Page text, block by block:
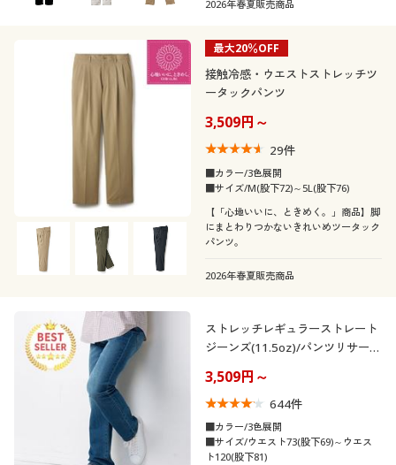
大きいサイズ レディース下着
大きいサイズ メンズ
大きいサイズ 事務・制服
シークレットセール
商品カテゴリ一覧
カタログ
カタログ・チラシからのご注文
デジタルカタログ
カタログ無料プレゼント
会員メニュー
マイページ
閲覧履歴
お気に入り
レディースサ
メンズサイズ
S M LL 3L 4L
こだわり条件
無地 チェック
素材
デニム
ナイロン フリース
機能・特徴
ウォッシャブル(洗
える)
ストレッチ
テイスト
カジュアル ナチュラル
着用感
2026年春夏販売商品
最大20％OFF
接触冷感・ウエストストレッチツ
ータックパンツ
3,509円～
29件
■カラー/3色展開
■サイズ/M(股下72)～5L(股下76)
【「心地いいに、ときめく。」商品】脚
にまとわりつかないきれいめツータック
パンツ。
2026年春夏販売商品
ストレッチレギュラーストレート
ジーンズ(11.5oz)/パンツリサーチ
3,509円～
644件
■カラー/3色展開
■サイズ/ウエスト73(股下69)～ウエス
ト120(股下81)